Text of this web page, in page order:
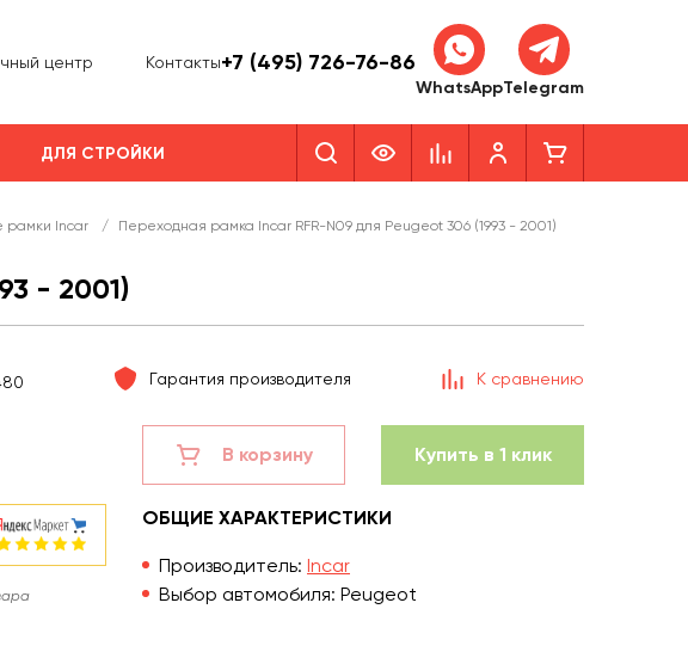
центр Контакты+7 (495) 726-76-86
WhatsAppTelegram
ДЛЯ СТРОЙКИ
рамки Incar / Переходная рамка Incar RFR-N09 для Peugeot 306 (1993 - 2001)
- 2001)
Гарантия производителя К сравнению
В корзину Купить в 1 клик
ОБЩИЕ ХАРАКТЕРИСТИКИ
Производитель: Incar
Выбор автомобиля: Peugeot